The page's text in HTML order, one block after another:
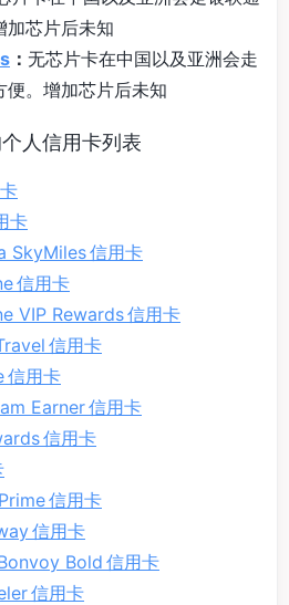
加芯片后未知
： 无芯片卡在中国以及亚洲会走
便。增加芯片后未知
人信用卡列表
卡
SkyMiles 信用卡
信用卡
VIP Rewards 信用卡
信用卡
信用卡
Earner 信用卡
信用卡
信用卡
信用卡
Bold 信用卡
信用卡